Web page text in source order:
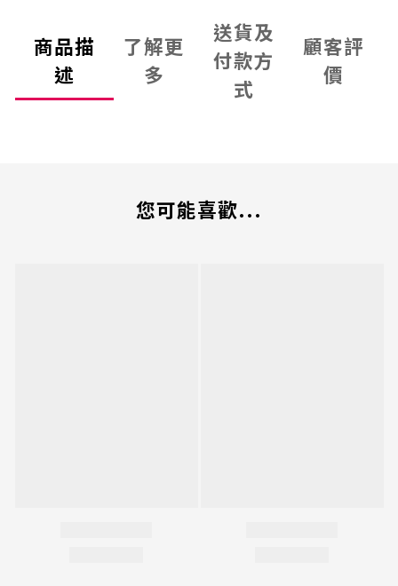
商品描
述
了解更
多
送貨及
付款方
式
顧客評
價
您可能喜歡...